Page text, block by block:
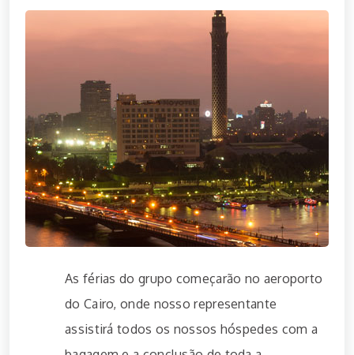
As férias do grupo começarão no aeroporto
do Cairo, onde nosso representante
assistirá todos os nossos hóspedes com a